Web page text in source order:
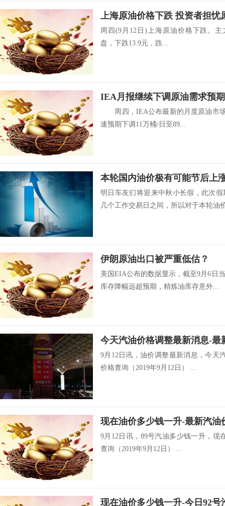
上海原油价格下跌 投资者担忧
周四(9月12日)上海原油价格下跌。主
盘，下跌13.9元，跌...
IEA月报继续下调原油需求预期
周四，IEA公布最新的月度原油市场
速预期下调11万桶/日至89...
本轮国内油价极有可能节后上
明日车友们将迎来中秋小长假，此次
几个工作交易日之间，所以对于本轮油
伊朗原油出口被严重低估？
美国EIA公布的数据显示，截至9月6日
库存降幅远超预期，精炼油库存意外...
9月12日讯，油价调整最新消息，今天
价格查询（2019年9月12日） ...
9月12日讯，89号汽油多少钱一升，现
查询（2019年9月12日） ...